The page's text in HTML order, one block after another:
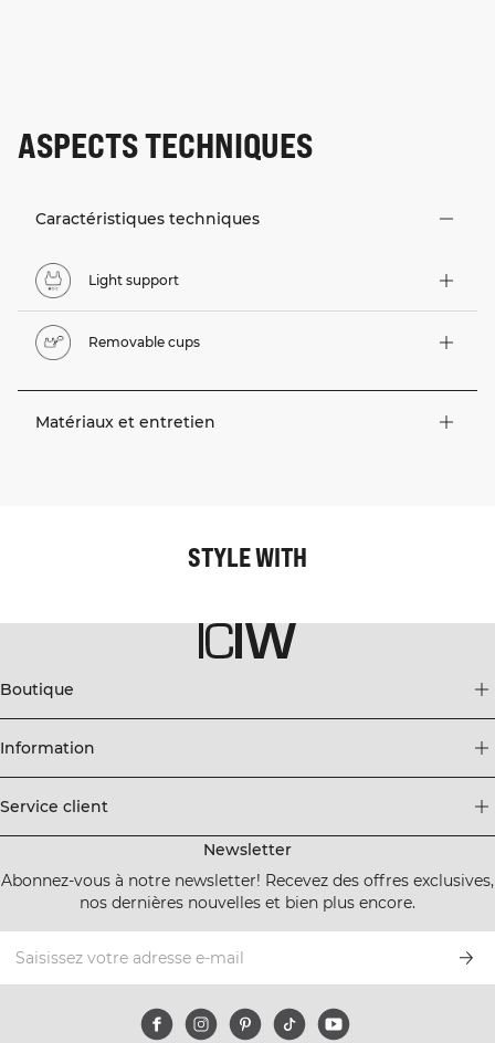
ASPECTS TECHNIQUES
Caractéristiques techniques
Light support
Removable cups
Matériaux et entretien
STYLE WITH
Boutique
Information
Service client
Newsletter
Abonnez-vous à notre newsletter! Recevez des offres exclusives,
nos dernières nouvelles et bien plus encore.